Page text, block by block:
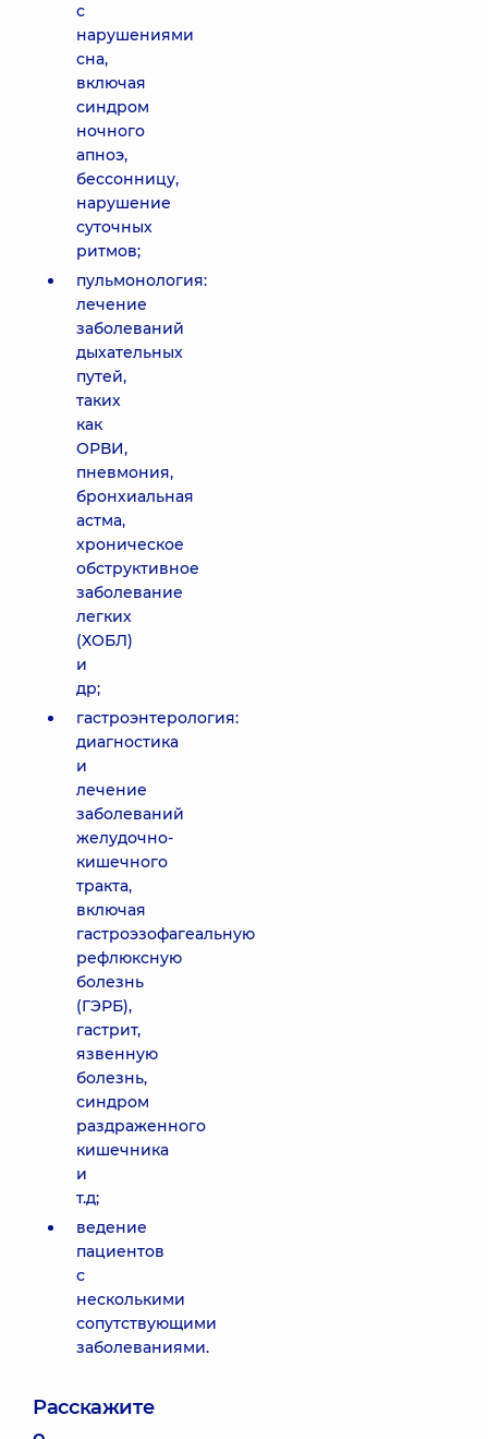
с
нарушениями
сна,
включая
синдром
ночного
апноэ,
бессонницу,
нарушение
суточных
ритмов;
пульмонология:
лечение
заболеваний
дыхательных
путей,
таких
как
ОРВИ,
пневмония,
бронхиальная
астма,
хроническое
обструктивное
заболевание
легких
(ХОБЛ)
и
др;
гастроэнтерология:
диагностика
и
лечение
заболеваний
желудочно-
кишечного
тракта,
включая
гастроэзофагеальную
рефлюксную
болезнь
(ГЭРБ),
гастрит,
язвенную
болезнь,
синдром
раздраженного
кишечника
и
т.д;
ведение
пациентов
с
несколькими
сопутствующими
заболеваниями.
Расскажите